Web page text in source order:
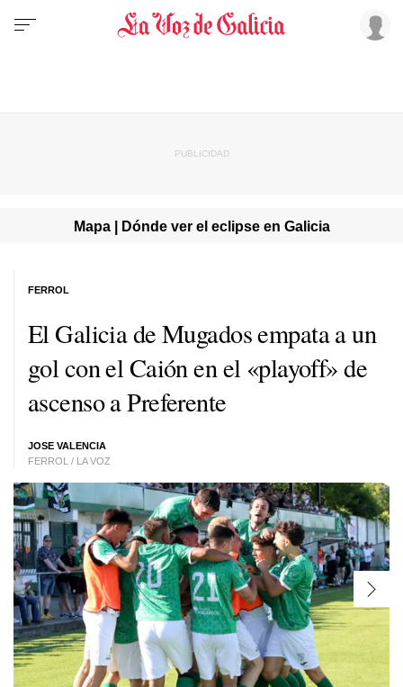
Mapa | Dónde ver el eclipse en Galicia
El Galicia de Mugados empata a un
gol con el Caión en el «playoff» de
ascenso a Preferente
JOSE VALENCIA
FERROL / LA VOZ
FERROL